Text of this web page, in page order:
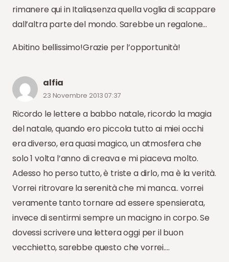
rimanere qui in Italia,senza quella voglia di scappare
dall’altra parte del mondo. Sarebbe un regalone…
Abitino bellissimo!Grazie per l’opportunità!
alfia
23 Novembre 2013 07:37
Ricordo le lettere a babbo natale, ricordo la magia
del natale, quando ero piccola tutto ai miei occhi
era diverso, era quasi magico, un atmosfera che
solo 1 volta l’anno di creava e mi piaceva molto.
Adesso ho perso tutto, è triste a dirlo, ma è la verità.
Vorrei ritrovare la serenità che mi manca.. vorrei
veramente tanto tornare ad essere spensierata,
invece di sentirmi sempre un macigno in corpo. Se
dovessi scrivere una lettera oggi per il buon
vecchietto, sarebbe questo che vorrei….